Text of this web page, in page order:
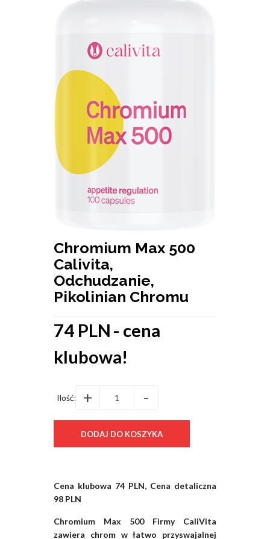
Chromium Max 500
Calivita,
Odchudzanie,
Pikolinian Chromu
74 PLN - cena
klubowa!
Ilość: + -
Cena klubowa 74 PLN, Cena detaliczna
98 PLN
Chromium Max 500 Firmy CaliVita
zawiera chrom w łatwo przyswajalnej